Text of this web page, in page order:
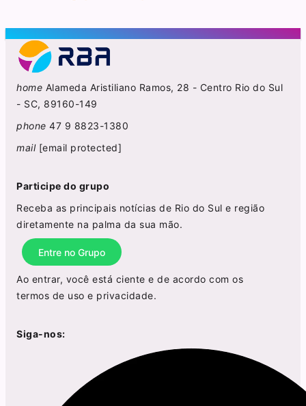
home Alameda Aristiliano Ramos, 28 - Centro Rio do Sul
- SC, 89160-149
phone 47 9 8823-1380
mail [email protected]
Participe do grupo
Receba as principais notícias de Rio do Sul e região
diretamente na palma da sua mão.
Entre no Grupo
Ao entrar, você está ciente e de acordo com os
termos de uso e privacidade.
Siga-nos: